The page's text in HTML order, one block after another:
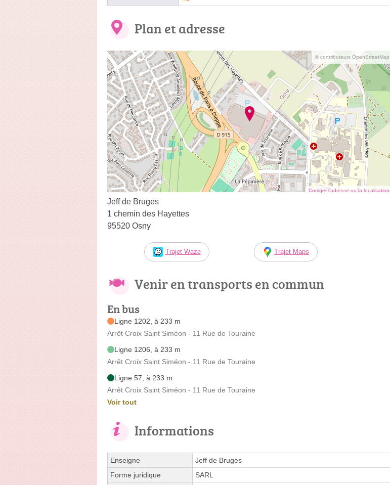
Plan et adresse
© contributeurs OpenStreetMap
Corriger l’adresse ou la localisation
Jeff de Bruges
1 chemin des Hayettes
95520 Osny
Trajet Waze Trajet Maps
Venir en transports en commun
En bus
Ligne 1202, à 233 m
Arrêt Croix Saint Siméon - 11 Rue de Touraine
Ligne 1206, à 233 m
Arrêt Croix Saint Siméon - 11 Rue de Touraine
Ligne 57, à 233 m
Arrêt Croix Saint Siméon - 11 Rue de Touraine
Voir tout
Informations
Enseigne
Jeff de Bruges
Forme juridique
SARL